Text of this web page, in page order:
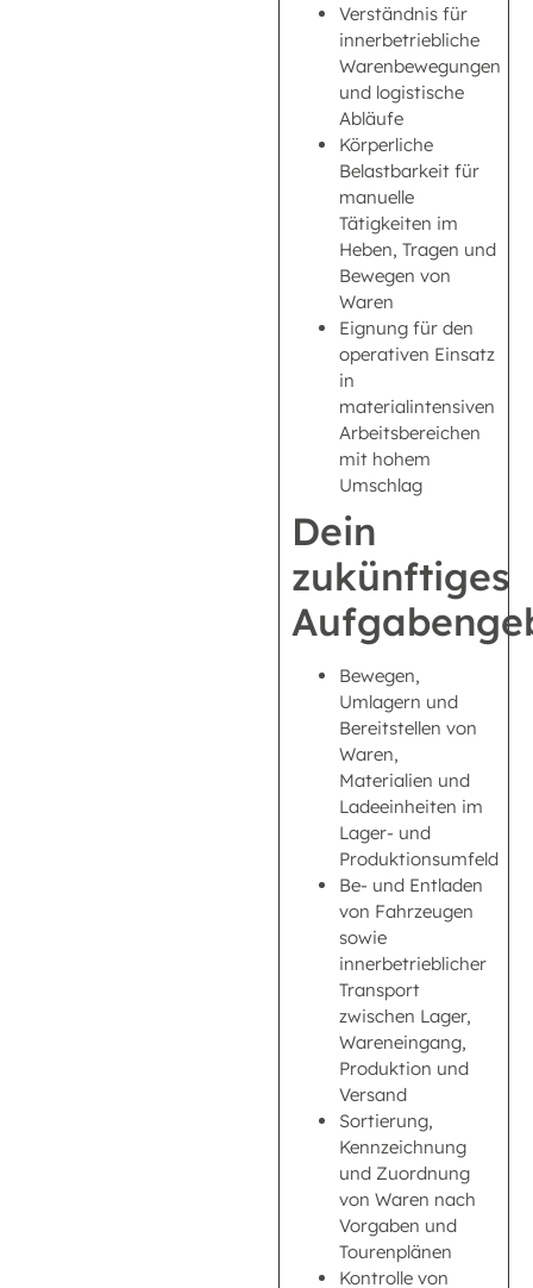
Verständnis für
innerbetriebliche
Warenbewegungen
und logistische
Abläufe
Körperliche
Belastbarkeit für
manuelle
Tätigkeiten im
Heben, Tragen und
Bewegen von
Waren
Eignung für den
operativen Einsatz
in
materialintensiven
Arbeitsbereichen
mit hohem
Umschlag
Dein
zukünftiges
Bewegen,
Umlagern und
Bereitstellen von
Waren,
Materialien und
Ladeeinheiten im
Lager- und
Produktionsumfeld
Be- und Entladen
von Fahrzeugen
sowie
innerbetrieblicher
Transport
zwischen Lager,
Wareneingang,
Produktion und
Versand
Sortierung,
Kennzeichnung
und Zuordnung
von Waren nach
Vorgaben und
Tourenplänen
Kontrolle von